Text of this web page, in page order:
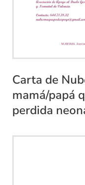
Carta de
mamá/papá
perdida